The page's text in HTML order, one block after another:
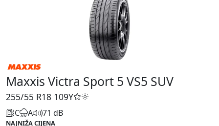
Maxxis Victra Sport 5 VS5 SUV
255/55 R18 109Y
C A 71 dB
NAJNIŽA CIJENA